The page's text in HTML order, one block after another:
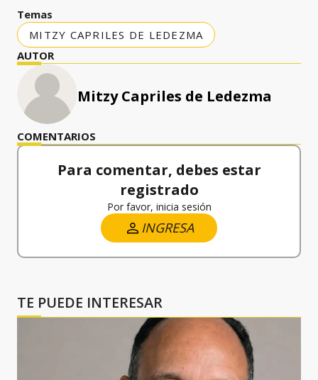
Temas
MITZY CAPRILES DE LEDEZMA
AUTOR
Mitzy Capriles de Ledezma
COMENTARIOS
Para comentar, debes estar
registrado
Por favor, inicia sesión
INGRESA
TE PUEDE INTERESAR